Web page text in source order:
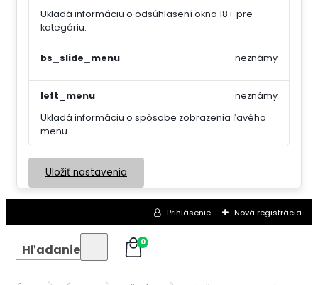
Ukladá informáciu o odsúhlasení okna 18+ pre
kategóriu.
bs_slide_menu neznámy
left_menu
Ukladá informáciu o spôsobe zobrazenia ľavého
menu.
neznámy
Uložiť nastavenia
Prihlásenie Nová registrácia
Hľadanie 0